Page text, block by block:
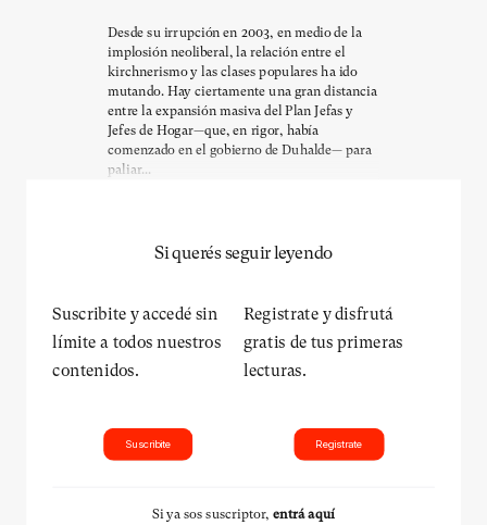
Desde su irrupción en 2003, en medio de la
implosión neoliberal, la relación entre el
kirchnerismo y las clases populares ha ido
mutando. Hay ciertamente una gran distancia
entre la expansión masiva del Plan Jefas y
Jefes de Hogar—que, en rigor, había
comenzado en el gobierno de Duhalde— para
paliar...
Si querés seguir leyendo
Suscribite y accedé sin
límite a todos nuestros
contenidos.
Suscribite
Registrate y disfrutá
gratis de tus primeras
lecturas.
Registrate
Si ya sos suscriptor, entrá aquí